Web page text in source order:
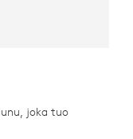
joka tuo